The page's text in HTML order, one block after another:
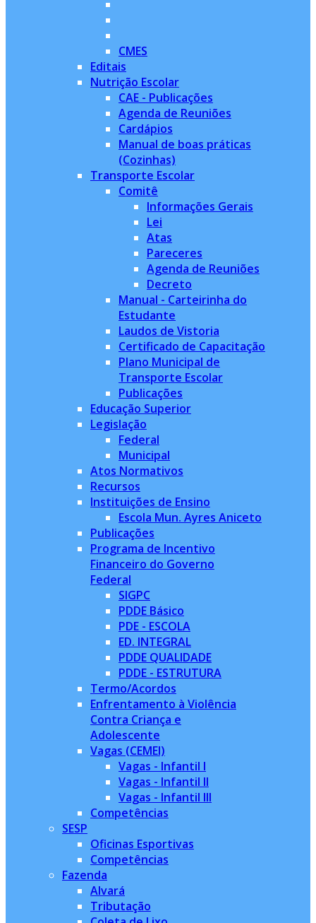
CMES
Editais
Nutrição Escolar
CAE - Publicações
Agenda de Reuniões
Cardápios
Manual de boas práticas
(Cozinhas)
Transporte Escolar
Comitê
Informações Gerais
Lei
Atas
Pareceres
Agenda de Reuniões
Decreto
Manual - Carteirinha do
Estudante
Laudos de Vistoria
Certificado de Capacitação
Plano Municipal de
Transporte Escolar
Publicações
Educação Superior
Legislação
Federal
Municipal
Atos Normativos
Recursos
Instituições de Ensino
Escola Mun. Ayres Aniceto
Publicações
Programa de Incentivo
Financeiro do Governo
Federal
SIGPC
PDDE Básico
PDE - ESCOLA
ED. INTEGRAL
PDDE QUALIDADE
PDDE - ESTRUTURA
Termo/Acordos
Enfrentamento à Violência
Contra Criança e
Adolescente
Vagas (CEMEI)
Vagas - Infantil I
Vagas - Infantil II
Vagas - Infantil III
Competências
SESP
Oficinas Esportivas
Competências
Fazenda
Alvará
Tributação